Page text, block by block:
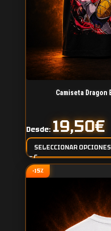
Camiseta Dragon
Desde: 19,50€
SELECCIONAR OPCIONES
-15%